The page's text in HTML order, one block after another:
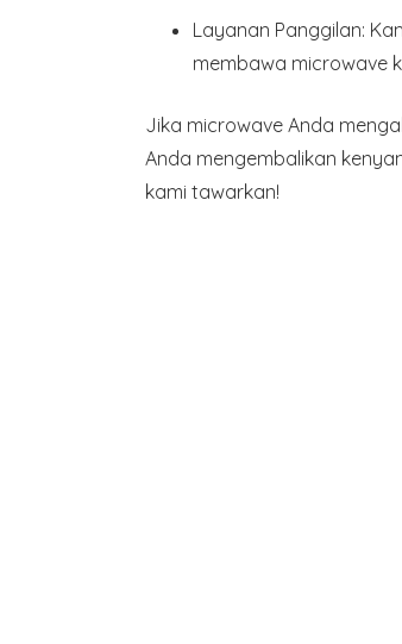
Layanan Panggilan:
membawa microwave
Jika microwave Anda
Anda mengembalikan
kami tawarkan!